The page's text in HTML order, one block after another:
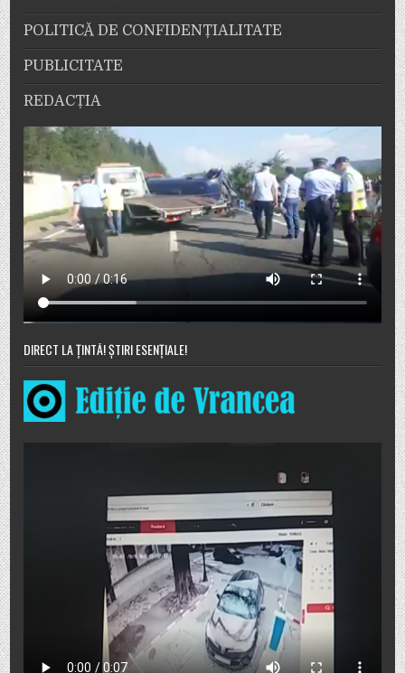
POLITICĂ DE CONFIDENȚIALITATE
PUBLICITATE
REDACȚIA
DIRECT LA ȚINTĂ! ȘTIRI ESENȚIALE!